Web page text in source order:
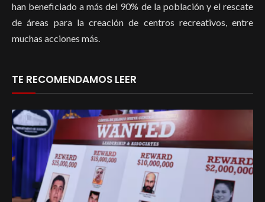
han beneficiado a más del 90% de la población y el rescate
de áreas para la creación de centros recreativos, entre
muchas acciones más.
TE RECOMENDAMOS LEER